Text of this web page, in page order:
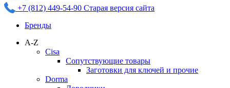
+7 (812) 449-54-90 Старая версия сайта
Бренды
A-Z
Cisa
Сопутствующие товары
Заготовки для ключей и прочие
Dorma